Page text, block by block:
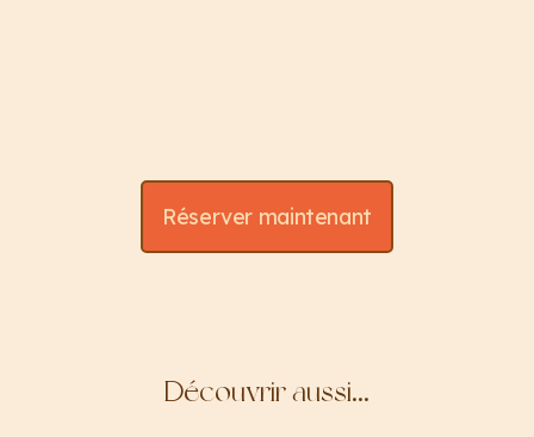
Réserver maintenant
Découvrir aussi…